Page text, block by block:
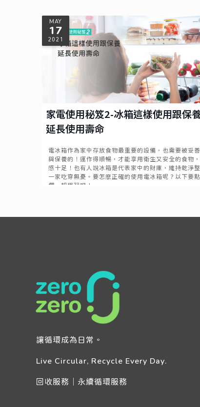
MAY
17
2021
家電使用秘笈2-冰箱這樣使用跟保養
延長使用壽命
電冰箱作為家中存放食物最重要的設備，也需要被妥
與保養的！運作得順暢，才能享用衛生又安全的食物
感十足！也有人說冰箱是代表家中的財庫，維持乾淨
一家吃穿無憂。要怎麼正確的使用電冰箱呢？以下要
們一起學習吧！
讓循環成為日常。
Live Circular, Recycle Every Day.
回收服務｜永續循環服務